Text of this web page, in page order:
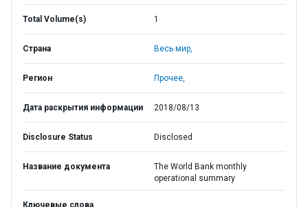
Total Volume(s) 1
Страна Весь мир,
Регион Прочее,
Дата раскрытия информации 2018/08/13
Disclosure Status Disclosed
Название документа
The World Bank monthly
operational summary
Ключевые слова